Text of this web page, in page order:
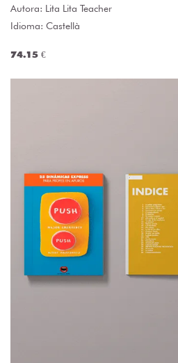
Autora: Lita Lita Teacher
Idioma: Castellà
74.15 €